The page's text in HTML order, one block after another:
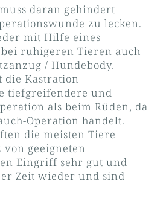
daran gehindert
zu lecken.
mit Hilfe eines
ruhigeren Tieren auch
/ Hundebody.
die Kastration
tiefgreifendere und
als beim Rüden, da
Operation handelt.
die meisten Tiere
von geeigneten
Eingriff sehr gut und
Zeit wieder und sind